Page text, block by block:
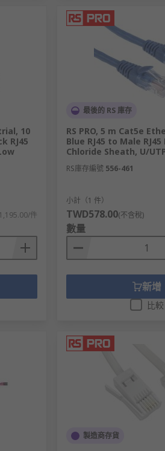
您挑選，從而滿足不同的應用場景
10
RJ45
件
最後的 RS 庫存
RS PRO, 5 m Cat5e
Blue RJ45 to Male
Chloride Sheath, U/
RS庫存編號 556-461
小計（1 件）
TWD578.00(不含稅)
數量
新增
比較
製造商存貨